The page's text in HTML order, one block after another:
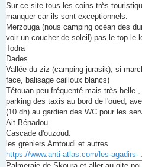
a
g
n
o
l
u
Sur ce site tous les coins très
manquer car ils sont exceptionnels.
Merzouga (nous camping océan des
voir un coucher de soleil) pas le top le
Todra
Dades
Vallée du ziz (camping jurasik), si
face, balisage cailloux blancs)
Tétouan peu fréquenté mais très belle
parking des taxis au bord de l'oued,
(10 dh) au gardien des WC pour les
Ait Bénadou
Cascade d'ouzoud.
les greniers Amtoudi et autres
https://www.anti-atlas.com/les-agadirs-